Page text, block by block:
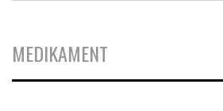
MEDIKAMENT